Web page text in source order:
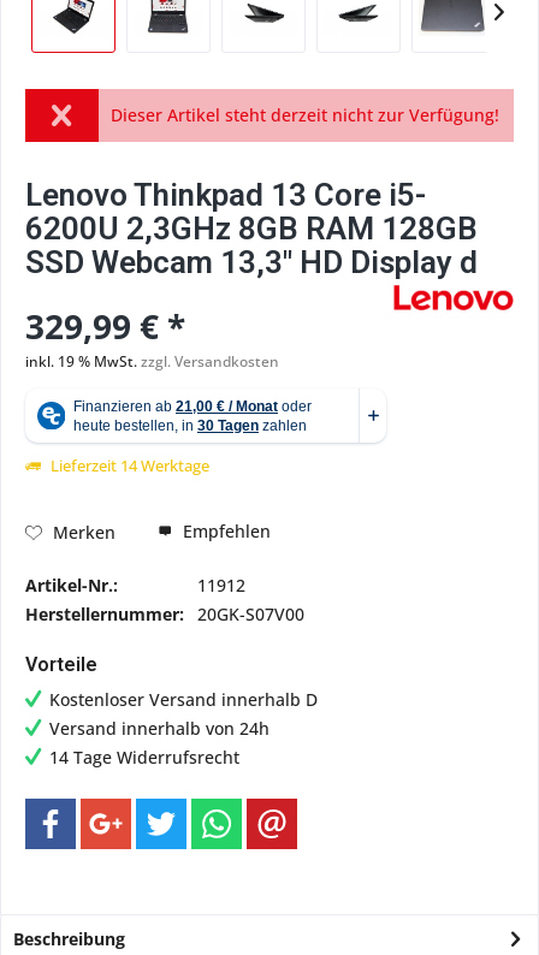
Dieser Artikel steht derzeit nicht zur Verfügung!
Lenovo Thinkpad 13 Core i5-
6200U 2,3GHz 8GB RAM 128GB
SSD Webcam 13,3" HD Display d
329,99 € *
inkl. 19 % MwSt.zzgl. Versandkosten
Lieferzeit 14 Werktage
Merken Empfehlen
Artikel-Nr.:
11912
Herstellernummer: 20GK-S07V00
Vorteile
Kostenloser Versand innerhalb D
Versand innerhalb von 24h
14 Tage Widerrufsrecht
Beschreibung